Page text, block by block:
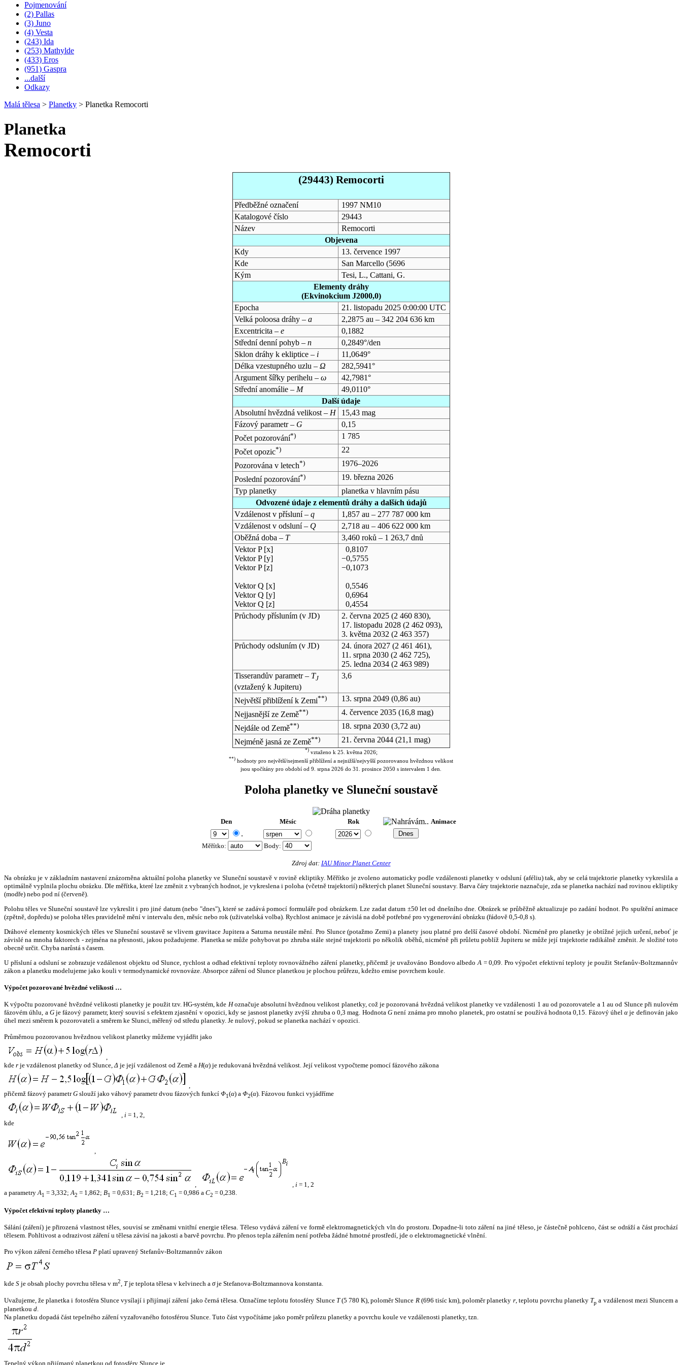
Pojmenování
(2) Pallas
(3) Juno
(4) Vesta
(243) Ida
(253) Mathylde
(433) Eros
(951) Gaspra
...další
Odkazy
Malá tělesa > Planetky > Planetka Remocorti
Planetka
Remocorti
(29443) Remocorti
Předběžné označení
1997 NM10
Katalogové číslo
29443
Název
Remocorti
Objevena
Kdy
13. července 1997
Kde
San Marcello (5696
Kým
Tesi, L., Cattani, G.
Elementy dráhy
(Ekvinokcium J2000,0)
Epocha
21. listopadu 2025 0:00:00 UTC
Velká poloosa dráhy – a
2,2875 au – 342 204 636 km
Excentricita – e
0,1882
Střední denní pohyb – n
0,2849°/den
Sklon dráhy k ekliptice – i
11,0649°
Délka vzestupného uzlu – Ω
282,5941°
Argument šířky perihelu – ω
42,7981°
Střední anomálie – M
49,0110°
Další údaje
Absolutní hvězdná velikost – H
15,43 mag
Fázový parametr – G
0,15
Počet pozorování*)
1 785
Počet opozic*)
22
Pozorována v letech*)
1976–2026
Poslední pozorování*)
19. března 2026
Typ planetky
planetka v hlavním pásu
Odvozené údaje z elementů dráhy a dalších údajů
Vzdálenost v přísluní – q
1,857 au – 277 787 000 km
Vzdálenost v odsluní – Q
2,718 au – 406 622 000 km
Oběžná doba – T
3,460 roků – 1 263,7 dnů
Vektor P [x]
Vektor P [y]
Vektor P [z]
Vektor Q [x]
Vektor Q [y]
Vektor Q [z]
0,8107
−0,5755
−0,1073
0,5546
0,6964
0,4554
Průchody přísluním (v JD) 2. června 2025(2 460 830),
17. listopadu 2028(2 462 093),
3. května 2032 (2 463 357)
Průchody odsluním (v JD) 24. února 2027(2 461 461),
11. srpna 2030(2 462 725),
25. ledna 2034(2 463 989)
Tisserandův parametr – TJ
(vztažený k Jupiteru)
3,6
Největší přiblížení k Zemi**) 13. srpna 2049(0,86 au)
Nejjasnější ze Země**) 4. července 2035(16,8 mag)
Nejdále od Země**) 18. srpna 2030(3,72 au)
Nejméně jasná ze Země**) 21. června 2044(21,1 mag)
*)vztaženo k 25. května 2026;
**) hodnoty pro největší/nejmenší přiblížení a nejnižší/nejvyšší pozorovanou hvězdnou velikost
jsou spočítány pro období od 9. srpna 2026 do 31. prosince 2050 s intervalem 1 den.
Poloha planetky ve Sluneční soustavě
Den Měsíc Rok Animace
.
Měřítko: Body:
Zdroj dat: IAU Minor Planet Center
Na obrázku je v základním nastavení znázorněna aktuální poloha planetky ve Sluneční soustavě v rovině ekliptiky. Měřítko je zvoleno automaticky podle vzdálenosti planetky v odsluní (aféliu) tak, aby se celá trajektorie planetky vykreslila a
optimálně vyplnila plochu obrázku. Dle měřítka, které lze změnit z vybraných hodnot, je vykreslena i poloha (včetně trajektorií) některých planet Sluneční soustavy. Barva čáry trajektorie naznačuje, zda se planetka nachází nad rovinou ekliptiky
(modře) nebo pod ní (červeně).
Polohu těles ve Sluneční soustavě lze vykreslit i pro jiné datum (nebo "dnes"), které se zadává pomocí formuláře pod obrázkem. Lze zadat datum ±50 let od dnešního dne. Obrázek se průběžně aktualizuje po zadání hodnot. Po spuštění animace
(zpětně, dopředu) se poloha těles pravidelně mění v intervalu den, měsíc nebo rok (uživatelská volba). Rychlost animace je závislá na době potřebné pro vygenerování obrázku (řádově 0,5-0,8 s).
Dráhové elementy kosmických těles ve Sluneční soustavě se vlivem gravitace Jupitera a Saturna neustále mění. Pro Slunce (potažmo Zemi) a planety jsou platné pro delší časové období. Nicméně pro planetky je obtížné jejich určení, neboť je
závislé na mnoha faktorech - zejména na přesnosti, jakou požadujeme. Planetka se může pohybovat po zhruba stále stejné trajektorii po několik oběhů, nicméně při průletu poblíž Jupiteru se může její trajektorie radikálně změnit. Je složité toto
obecně určit. Chyba narůstá s časem.
U přísluní a odsluní se zobrazuje vzdálenost objektu od Slunce, rychlost a odhad efektivní teploty rovnovážného záření planetky, přičemž je uvažováno Bondovo albedo A = 0,09. Pro výpočet efektivní teploty je použit Stefanův-Boltzmannův
zákon a planetku modelujeme jako kouli v termodynamické rovnováze. Absorpce záření od Slunce planetkou je plochou průřezu, kdežto emise povrchem koule.
Výpočet pozorované hvězdné velikosti …
K výpočtu pozorované hvězdné velikosti planetky je použit tzv. HG-systém, kde Hoznačuje absolutní hvězdnou velikost planetky, což je pozorovaná hvězdná velikost planetky ve vzdálenosti 1 au od pozorovatele a 1 au od Slunce při nulovém
fázovém úhlu, a Gje fázový parametr, který souvisí s efektem zjasnění v opozici, kdy se jasnost planetky zvýší zhruba o 0,3 mag. HodnotaG není známa pro mnoho planetek, pro ostatní se používá hodnota 0,15. Fázový úhelα je definován jako
úhel mezi směrem k pozorovateli a směrem ke Slunci, měřený od středu planetky. Je nulový, pokud se planetka nachází v opozici.
Průměrnou pozorovanou hvězdnou velikost planetky můžeme vyjádřit jako
,
kde r je vzdálenost planetky od Slunce,Δ je její vzdálenost od Země a H(α) je redukovaná hvězdná velikost. Její velikost vypočteme pomocí fázového zákona
,
přičemž fázový parametrG slouží jako váhový parametr dvou fázových funkcí Φ1(α) a Φ2(α). Fázovou funkci vyjádříme
, i = 1, 2,
kde
,
, , i = 1, 2
a parametryA1 = 3,332;A2 = 1,862; B1 = 0,631; B2 = 1,218; C1 = 0,986 a C2 = 0,238.
Výpočet efektivní teploty planetky …
Sálání (záření) je přirozená vlastnost těles, souvisí se změnami vnitřní energie tělesa. Těleso vydává záření ve formě elektromagnetických vln do prostoru. Dopadne-li toto záření na jiné těleso, je částečně pohlceno, část se odráží a část prochází
tělesem. Pohltivost a odrazivost záření u tělesa závisí na jakosti a barvě povrchu. Pro přenos tepla zářením není potřeba žádné hmotné prostředí, jde o elektromagnetické vlnění.
Pro výkon záření černého tělesa P platí upravený Stefanův-Boltzmannův zákon
kde S je obsah plochy povrchu tělesa v m2, Tje teplota tělesa v kelvinech a σje Stefanova-Boltzmannova konstanta.
Uvažujeme, že planetka i fotosféra Slunce vysílají i přijímají záření jako černá tělesa. Označíme teplotu fotosféry Slunce T(5 780 K), poloměr Slunce R(696 tisíc km), poloměr planetky r, teplotu povrchu planetky Tp a vzdálenost mezi Sluncem a
planetkou d.
Na planetku dopadá část tepelného záření vyzařovaného fotosférou Slunce. Tuto část vypočítáme jako poměr průřezu planetky a povrchu koule ve vzdálenosti planetky, tzn.
Tepelný výkon přijímaný planetkou od fotosféry Slunce je